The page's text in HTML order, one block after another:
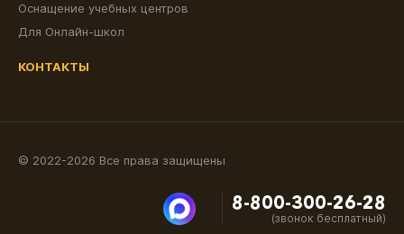
Оснащение учебных центров
Для Онлайн-школ
КОНТАКТЫ
© 2022-2026 Все права защищены
8-800-300-26-28
(звонок бесплатный)